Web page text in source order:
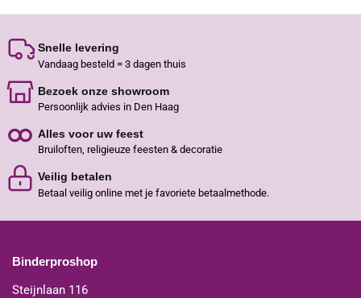
Snelle levering
Vandaag besteld = 3 dagen thuis
Bezoek onze showroom
Persoonlijk advies in Den Haag
Alles voor uw feest
Bruiloften, religieuze feesten & decoratie
Veilig betalen
Betaal veilig online met je favoriete betaalmethode.
Binderproshop
Steijnlaan 116